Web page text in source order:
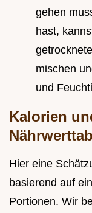
gehen
hast,
mischen
und
Kalorien
Hier eine
basierend auf
Portionen. Wir